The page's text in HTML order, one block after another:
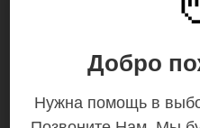
Добро
Нужна помощь в